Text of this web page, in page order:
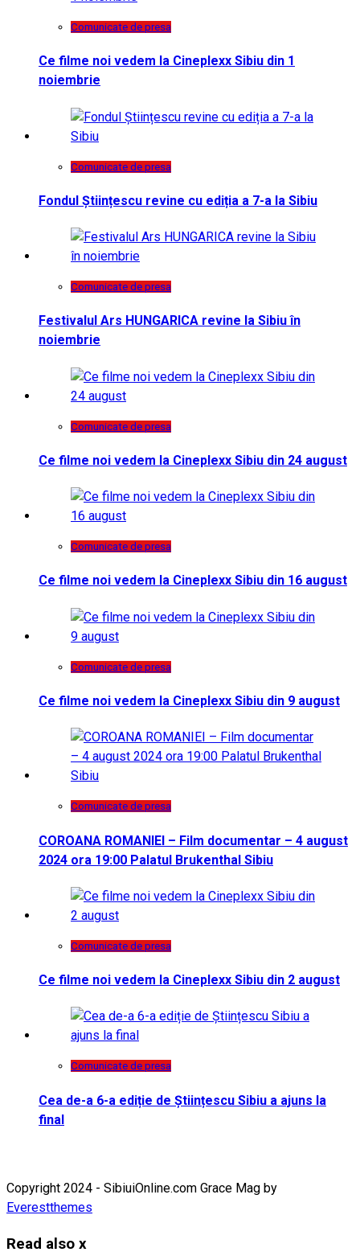
Comunicate de presa
Ce filme noi vedem la Cineplexx Sibiu din 1
noiembrie
Comunicate de presa
Fondul Științescu revine cu ediția a 7-a la Sibiu
Comunicate de presa
Festivalul Ars HUNGARICA revine la Sibiu în
noiembrie
Comunicate de presa
Ce filme noi vedem la Cineplexx Sibiu din 24 august
Comunicate de presa
Ce filme noi vedem la Cineplexx Sibiu din 16 august
Comunicate de presa
Ce filme noi vedem la Cineplexx Sibiu din 9 august
Comunicate de presa
COROANA ROMANIEI – Film documentar – 4 august
2024 ora 19:00 Palatul Brukenthal Sibiu
Comunicate de presa
Ce filme noi vedem la Cineplexx Sibiu din 2 august
Comunicate de presa
Cea de-a 6-a ediție de Științescu Sibiu a ajuns la
final
Copyright 2024 - SibiuiOnline.com Grace Mag by
Everestthemes
Read also x